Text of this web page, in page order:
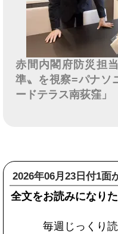
赤間内閣府防災担
準〟を視察=パナソ
ードテラス南荻窪」
2026年06月23日付1面
全文をお読みになり
毎週じっくり